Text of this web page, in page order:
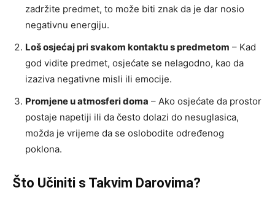
zadržite predmet, to može biti znak da je dar nosio
negativnu energiju.
Loš osjećaj pri svakom kontaktu s predmetom – Kad
god vidite predmet, osjećate se nelagodno, kao da
izaziva negativne misli ili emocije.
Promjene u atmosferi doma – Ako osjećate da prostor
postaje napetiji ili da često dolazi do nesuglasica,
možda je vrijeme da se oslobodite određenog
poklona.
Što Učiniti s Takvim Darovima?